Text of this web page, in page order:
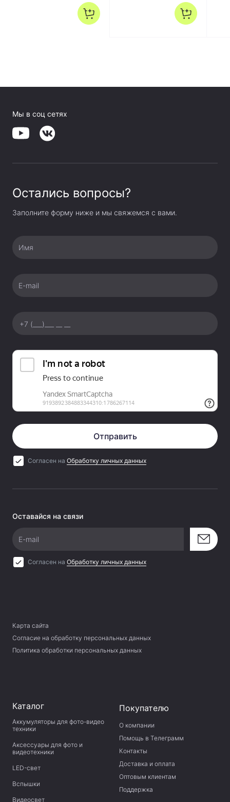
Мы в соц сетях
Остались вопросы?
Заполните форму ниже и мы свяжемся с вами.
Имя
E-mail
Отправить
Согласен на Обработку личных данных
Оставайся на связи
E-mail
Согласен на Обработку личных данных
Карта сайта
Согласие на обработку персональных данных
Политика обработки персональных данных
Каталог
Аккумуляторы для фото-видео
техники
Аксессуары для фото и
видеотехники
LED-свет
Вспышки
Видеосвет
Покупателю
О компании
Помощь в Телеграмм
Контакты
Доставка и оплата
Оптовым клиентам
Поддержка